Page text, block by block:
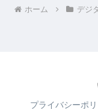
ホーム デジ
プライバシーポ